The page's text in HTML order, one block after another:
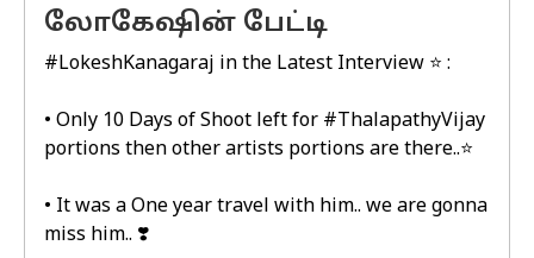
லோகேஷின் பேட்டி
#LokeshKanagaraj in the Latest Interview ⭐ :
• Only 10 Days of Shoot left for #ThalapathyVijay
portions then other artists portions are there..⭐
• It was a One year travel with him.. we are gonna
miss him.. ❣️